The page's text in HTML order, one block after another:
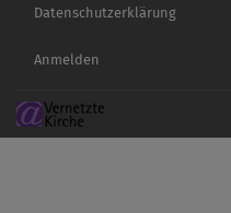
Datenschutzerklärung
Benutzermenü
Anmelden